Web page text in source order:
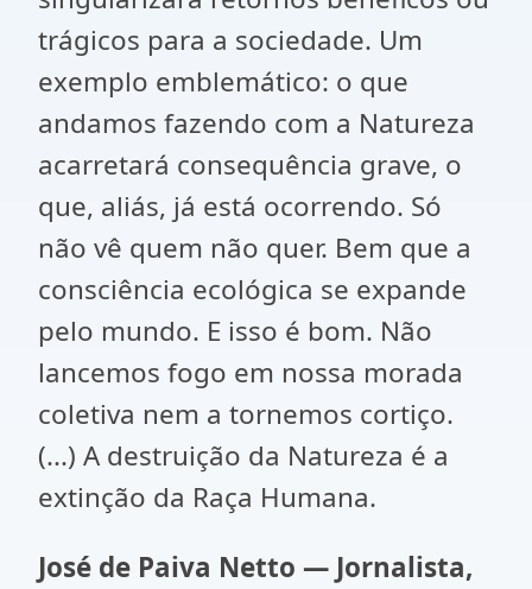
trágicos para a sociedade. Um
exemplo emblemático: o que
andamos fazendo com a Natureza
acarretará conse­quência grave, o
que, aliás, já está ocorrendo. Só
não vê quem não quer. Bem que a
consciência ecológica se expande
pelo mundo. E isso é bom. Não
lancemos fogo em nossa morada
coletiva nem a tornemos cortiço.
(...) A destruição da Natureza é a
extinção da Raça Humana.
José de Paiva Netto — Jornalista,